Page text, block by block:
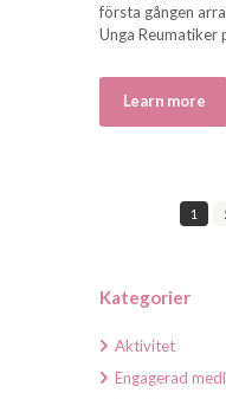
första gången
Unga
Learn more
1
Kategorier
Aktivitet
Engagerad